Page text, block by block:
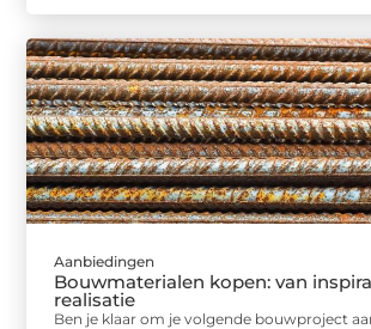
Aanbiedingen
Bouwmaterialen kopen: van
realisatie
Ben je klaar om je volgende bouwproject